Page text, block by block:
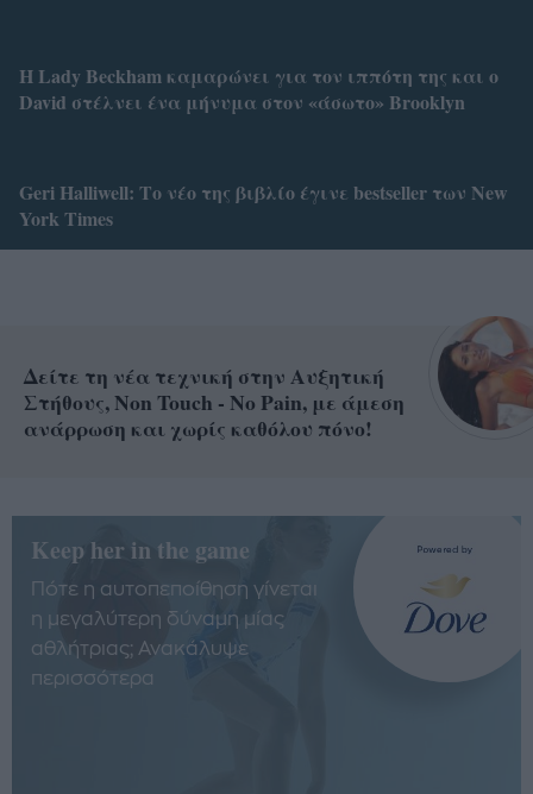
Η Lady Beckham καμαρώνει για τον ιππότη της και ο
David στέλνει ένα μήνυμα στον «άσωτο» Brooklyn
Geri Halliwell: Το νέο της βιβλίο έγινε bestseller των New
York Times
Δείτε τη νέα τεχνική στην Αυξητική
Στήθους, Non Touch - No Pain, με άμεση
ανάρρωση και χωρίς καθόλου πόνο!
Keep her in the game
Πότε η αυτοπεποίθηση γίνεται
η μεγαλύτερη δύναμη μίας
αθλήτριας; Ανακάλυψε
περισσότερα